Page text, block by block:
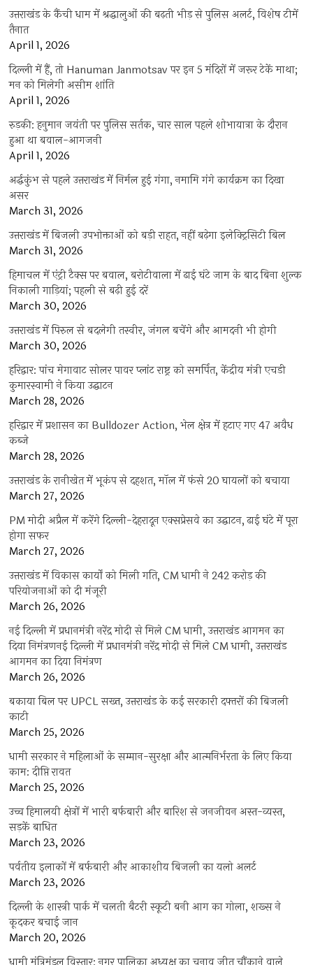
उत्तराखंड के कैंची धाम में श्रद्धालुओं की बढ़ती भीड़ से पुलिस अलर्ट, विशेष टीमें
तैनात
April 1, 2026
दिल्ली में हैं, तो Hanuman Janmotsav पर इन 5 मंदिरों में जरूर टेकें माथा;
मन को मिलेगी असीम शांति
April 1, 2026
रुड़की: हनुमान जयंती पर पुलिस सर्तक, चार साल पहले शोभायात्रा के दौरान
हुआ था बवाल-आगजनी
April 1, 2026
अर्द्धकुंभ से पहले उत्तराखंड में निर्मल हुई गंगा, नमामि गंगे कार्यक्रम का दिखा
असर
March 31, 2026
उत्तराखंड में बिजली उपभोक्ताओं को बड़ी राहत, नहीं बढ़ेगा इलेक्ट्रिसिटी बिल
March 31, 2026
हिमाचल में एंट्री टैक्स पर बवाल, बरोटीवाला में ढाई घंटे जाम के बाद बिना शुल्क
निकाली गाड़ियां; पहली से बढ़ी हुई दरें
March 30, 2026
उत्तराखंड में पिरुल से बदलेगी तस्वीर, जंगल बचेंगे और आमदनी भी होगी
March 30, 2026
हरिद्वार: पांच मेगावाट सोलर पावर प्लांट राष्ट्र को समर्पित, केंद्रीय मंत्री एचडी
कुमारस्वामी ने किया उद्घाटन
March 28, 2026
हरिद्वार में प्रशासन का Bulldozer Action, भेल क्षेत्र में हटाए गए 47 अवैध
कब्जे
March 28, 2026
उत्तराखंड के रानीखेत में भूकंप से दहशत, मॉल में फंसे 20 घायलों को बचाया
March 27, 2026
PM मोदी अप्रैल में करेंगे दिल्ली-देहरादून एक्सप्रेसवे का उद्घाटन, ढाई घंटे में पूरा
होगा सफर
March 27, 2026
उत्तराखंड में विकास कार्यों को मिली गति, CM धामी ने 242 करोड़ की
परियोजनाओं को दी मंजूरी
March 26, 2026
नई दिल्ली में प्रधानमंत्री नरेंद्र मोदी से मिले CM धामी, उत्तराखंड आगमन का
दिया निमंत्रणनई दिल्ली में प्रधानमंत्री नरेंद्र मोदी से मिले CM धामी, उत्तराखंड
आगमन का दिया निमंत्रण
March 26, 2026
बकाया बिल पर UPCL सख्त, उत्तराखंड के कई सरकारी दफ्तरों की बिजली
काटी
March 25, 2026
धामी सरकार ने महिलाओं के सम्मान-सुरक्षा और आत्मनिर्भरता के लिए किया
काम: दीप्ति रावत
March 25, 2026
उच्च हिमालयी क्षेत्रों में भारी बर्फबारी और बारिश से जनजीवन अस्त-व्यस्त,
सड़कें बाधित
March 23, 2026
पर्वतीय इलाकों में बर्फबारी और आकाशीय बिजली का यलो अलर्ट
March 23, 2026
दिल्ली के शास्त्री पार्क में चलती बैटरी स्कूटी बनी आग का गोला, शख्स ने
कूदकर बचाई जान
March 20, 2026